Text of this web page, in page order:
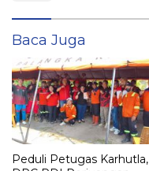
Baca Juga
Peduli Petugas Karhutla,